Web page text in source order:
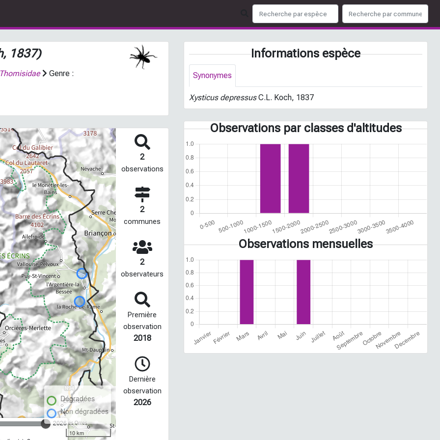
1837)
Genre :
2026
Dégradées
Non dégradées
10 km
2
observations
2
communes
2
observateurs
Première
observation
2018
Dernière
observation
2026
Informations espèce
Synonymes
Xysticus depressusC.L. Koch, 1837
Observations par classes d'altitudes
Observations mensuelles